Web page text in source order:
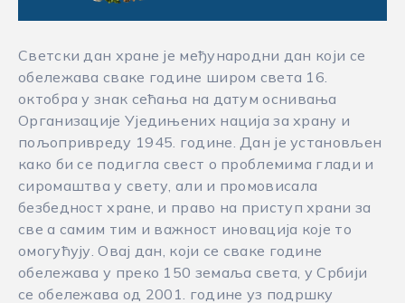
Светски дан хране је међународни дан који се
обележава сваке године широм света 16.
октобра у знак сећања на датум оснивања
Организације Уједињених нација за храну и
пољопривреду 1945. године. Дан је установљен
како би се подигла свест о проблемима глади и
сиромаштва у свету, али и промовисала
безбедност хране, и право на приступ храни за
све а самим тим и важност иновација које то
омогућују. Овај дан, који се сваке године
обележава у преко 150 земаља света, у Србији
се обележава од 2001. године уз подршку